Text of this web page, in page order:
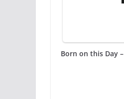
Born on this Day –